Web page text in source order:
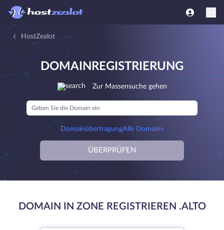
HostZealot
DOMAINREGISTRIERUNG
Zur Massensuche gehen
DomainübertragungAlle Domains
ÜBERPRÜFEN
DOMAIN IN ZONE REGISTRIEREN .ALTO